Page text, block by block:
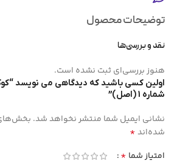
توضیحات محصول
نقد و بررسی‌ها
هنوز بررسی‌ای ثبت نشده است.
اولین کسی باشید که دیدگاهی می نویسد
شماره 1 (اصل)”
نشانی ایمیل شما منتشر نخواهد شد. بخش‌های
شده‌اند*
امتیاز شما *